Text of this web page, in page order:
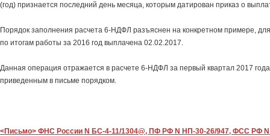
(год) признается последний день месяца, которым датирован приказ о
Порядок заполнения расчета 6-НДФЛ разъяснен на конкретном примере,
по итогам работы за 2016 год выплачена 02.02.2017.
Данная операция отражается в расчете 6-НДФЛ за первый квартал 2017 года
приведенным в письме порядком.
<Письмо> ФНС России N БС-4-11/1304@, ПФ РФ N НП-30-26/947, ФСС РФ N